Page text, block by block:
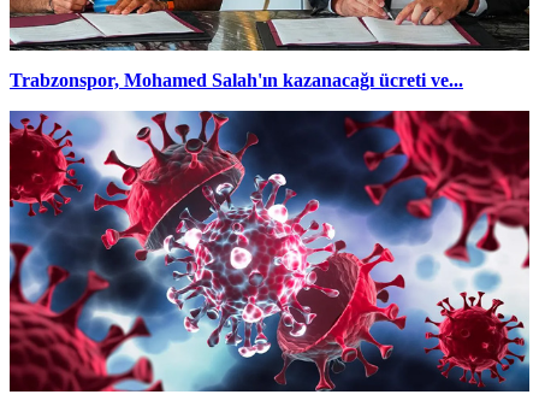
Trabzonspor, Mohamed Salah'ın kazanacağı ücreti ve...